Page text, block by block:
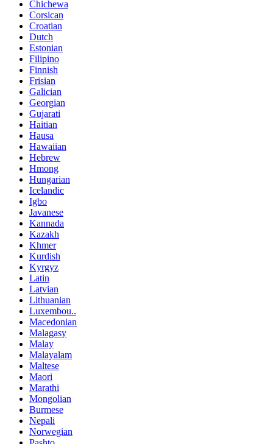
Chichewa
Corsican
Croatian
Dutch
Estonian
Filipino
Finnish
Frisian
Galician
Georgian
Gujarati
Haitian
Hausa
Hawaiian
Hebrew
Hmong
Hungarian
Icelandic
Igbo
Javanese
Kannada
Kazakh
Khmer
Kurdish
Kyrgyz
Latin
Latvian
Lithuanian
Luxembou..
Macedonian
Malagasy
Malay
Malayalam
Maltese
Maori
Marathi
Mongolian
Burmese
Nepali
Norwegian